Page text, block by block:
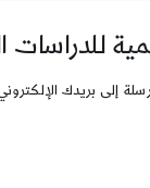
للدراسات
إلى بريدك